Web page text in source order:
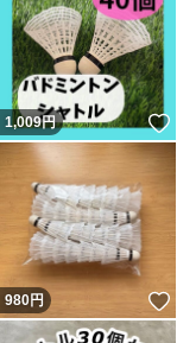
1,009円
980円